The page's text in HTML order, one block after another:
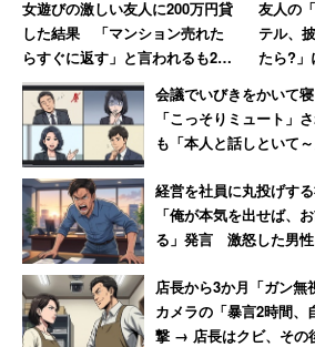
女遊びの激しい友人に200万円貸
した結果 「マンション売れた
らすぐに返す」と言われるも20
年間踏み倒され続ける→絶縁
友人の
テル、
たら?
で挙式
縁した
会議でいびきをかいて
「こっそりミュート」
も「本人と話しといて～
経営を社員に丸投げす
「俺が本気を出せば、
る」発言 激怒した男
店長から3か月「ガン無
カメラの「暴言2時間、
撃 → 店長はクビ、その